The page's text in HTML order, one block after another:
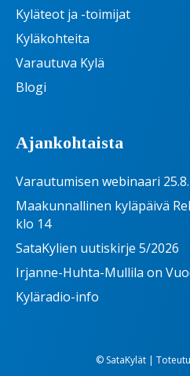
Kyläteot ja -toimijat
Kyläkohteita
Varautuva Kylä
Blogi
Ajankohtaista
Varautumisen webinaari
Maakunnallinen kyläpäivä
klo 14
SataKylien uutiskirje 5/2026
Irjanne-Huhta-Mullila on
Kyläradio-info
© SataKylät |